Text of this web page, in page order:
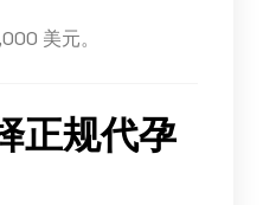
美元。
正规代孕